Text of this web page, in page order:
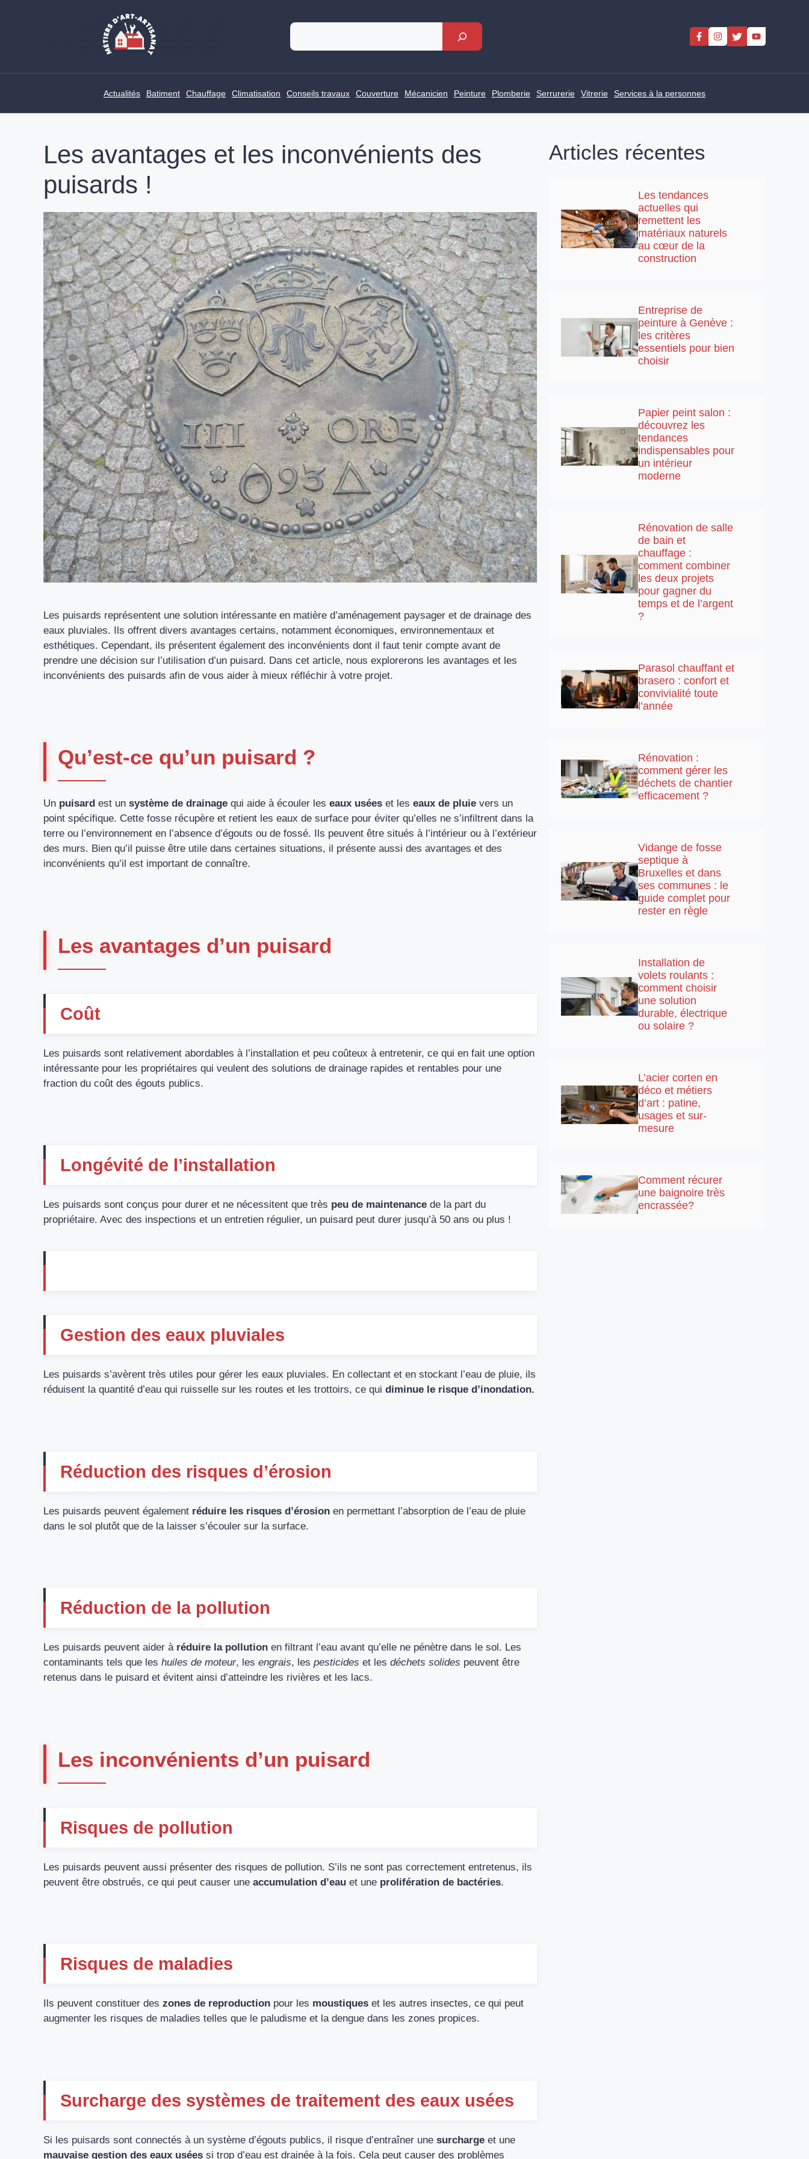
Rechercher
Actualités Batiment Chauffage Climatisation Conseils travaux Couverture Mécanicien Peinture Plomberie Serrurerie Vitrerie Services à la personnes
Les avantages et les inconvénients des
puisards !
Les puisards représentent une solution intéressante en matière d’aménagement paysager et de drainage des
eaux pluviales. Ils offrent divers avantages certains, notamment économiques, environnementaux et
esthétiques. Cependant, ils présentent également des inconvénients dont il faut tenir compte avant de
prendre une décision sur l’utilisation d’un puisard. Dans cet article, nous explorerons les avantages et les
inconvénients des puisards afin de vous aider à mieux réfléchir à votre projet.
Qu’est-ce qu’un puisard ?
Un puisard est un système de drainage qui aide à écouler les eaux usées et les eaux de pluie vers un
point spécifique. Cette fosse récupère et retient les eaux de surface pour éviter qu’elles ne s’infiltrent dans la
terre ou l’environnement en l’absence d’égouts ou de fossé. Ils peuvent être situés à l’intérieur ou à l’extérieur
des murs. Bien qu’il puisse être utile dans certaines situations, il présente aussi des avantages et des
inconvénients qu’il est important de connaître.
Les avantages d’un puisard
Coût
Les puisards sont relativement abordables à l’installation et peu coûteux à entretenir, ce qui en fait une option
intéressante pour les propriétaires qui veulent des solutions de drainage rapides et rentables pour une
fraction du coût des égouts publics.
Longévité de l’installation
Les puisards sont conçus pour durer et ne nécessitent que très peu de maintenance de la part du
propriétaire. Avec des inspections et un entretien régulier, un puisard peut durer jusqu’à 50 ans ou plus !
Gestion des eaux pluviales
Les puisards s’avèrent très utiles pour gérer les eaux pluviales. En collectant et en stockant l’eau de pluie, ils
réduisent la quantité d’eau qui ruisselle sur les routes et les trottoirs, ce qui diminue le risque d’inondation.
Réduction des risques d’érosion
Les puisards peuvent également réduire les risques d’érosion en permettant l’absorption de l’eau de pluie
dans le sol plutôt que de la laisser s’écouler sur la surface.
Réduction de la pollution
Les puisards peuvent aider àréduire la pollution en filtrant l’eau avant qu’elle ne pénètre dans le sol. Les
contaminants tels que les huiles de moteur, les engrais, les pesticides et les déchets solides peuvent être
retenus dans le puisard et évitent ainsi d’atteindre les rivières et les lacs.
Les inconvénients d’un puisard
Risques de pollution
Les puisards peuvent aussi présenter des risques de pollution. S’ils ne sont pas correctement entretenus, ils
peuvent être obstrués, ce qui peut causer une accumulation d’eau et une prolifération de bactéries.
Risques de maladies
Ils peuvent constituer des zones de reproduction pour les moustiques et les autres insectes, ce qui peut
augmenter les risques de maladies telles que le paludisme et la dengue dans les zones propices.
Surcharge des systèmes de traitement des eaux usées
Si les puisards sont connectés à un système d’égouts publics, il risque d’entraîner une surcharge et une
mauvaise gestion des eaux usées si trop d’eau est drainée à la fois. Cela peut causer des problèmes
Articles récentes
Les tendances
actuelles qui
remettent les
matériaux naturels
au cœur de la
construction
Entreprise de
peinture à Genève :
les critères
essentiels pour bien
choisir
Papier peint salon :
découvrez les
tendances
indispensables pour
un intérieur
moderne
Rénovation de salle
de bain et
chauffage :
comment combiner
les deux projets
pour gagner du
temps et de l’argent
?
Parasol chauffant et
brasero : confort et
convivialité toute
l’année
Rénovation :
comment gérer les
déchets de chantier
efficacement ?
Vidange de fosse
septique à
Bruxelles et dans
ses communes : le
guide complet pour
rester en règle
Installation de
volets roulants :
comment choisir
une solution
durable, électrique
ou solaire ?
L’acier corten en
déco et métiers
d’art : patine,
usages et sur-
mesure
Comment récurer
une baignoire très
encrassée?